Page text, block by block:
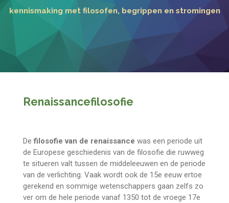
kennismaking met filosofen, begrippen en stromingen
Renaissancefilosofie
De filosofie van de renaissance was een periode uit
de Europese geschiedenis van de filosofie die ruwweg
te situeren valt tussen de middeleeuwen en de periode
van de verlichting. Vaak wordt ook de 15e eeuw ertoe
gerekend en sommige wetenschappers gaan zelfs zo
ver om de hele periode vanaf 1350 tot de vroege 17e